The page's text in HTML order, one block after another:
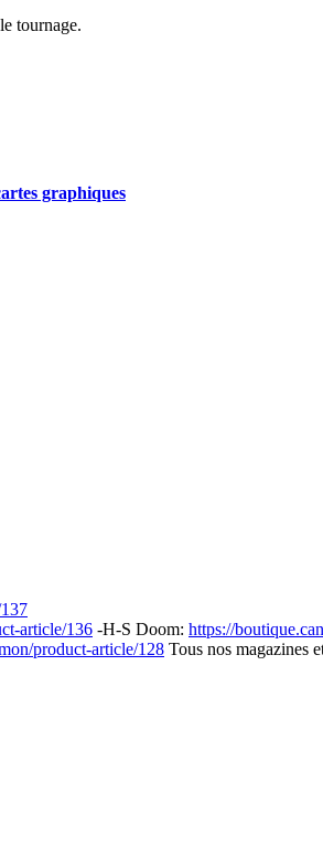
tournage.
graphiques
article/136 -H-S Doom: https://
product-article/128 Tous nos magazines